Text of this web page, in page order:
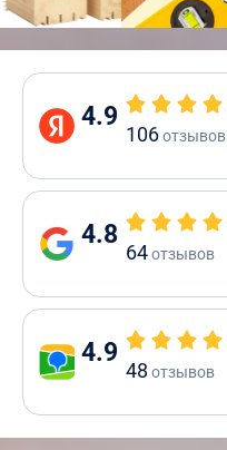
4.9
106отзывов
4.8
64отзывов
4.9
48 отзывов